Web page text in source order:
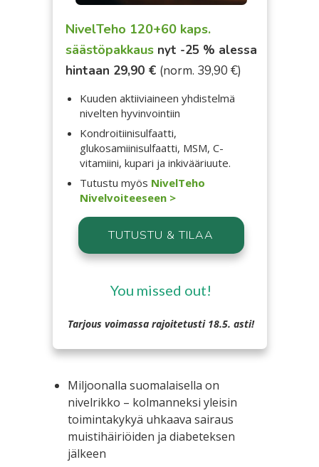
NivelTeho 120+60 kaps.
säästöpakkaus nyt -25 % alessa
hintaan 29,90 € (norm. 39,90 €)
Kuuden aktiiviaineen yhdistelmä
nivelten hyvinvointiin
Kondroitiinisulfaatti,
glukosamiinisulfaatti, MSM, C-
vitamiini, kupari ja inkivääriuute.
Tutustu myös NivelTeho
Nivelvoiteeseen >
TUTUSTU & TILAA
You missed out!
Tarjous voimassa rajoitetusti 18.5. asti!
Miljoonalla suomalaisella on
nivelrikko – kolmanneksi yleisin
toimintakykyä uhkaava sairaus
muistihäiriöiden ja diabeteksen
jälkeen